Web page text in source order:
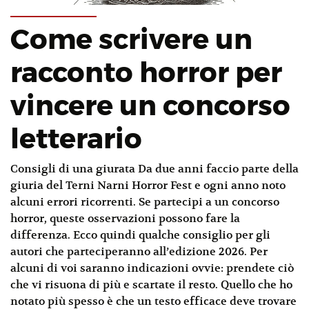
Come scrivere un
racconto horror per
vincere un concorso
letterario
Consigli di una giurata Da due anni faccio parte della
giuria del Terni Narni Horror Fest e ogni anno noto
alcuni errori ricorrenti. Se partecipi a un concorso
horror, queste osservazioni possono fare la
differenza. Ecco quindi qualche consiglio per gli
autori che parteciperanno all’edizione 2026. Per
alcuni di voi saranno indicazioni ovvie: prendete ciò
che vi risuona di più e scartate il resto. Quello che ho
notato più spesso è che un testo efficace deve trovare